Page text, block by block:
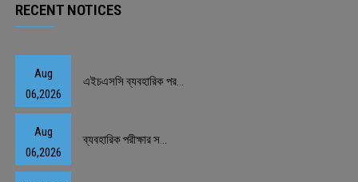
RECENT NOTICES
Aug
06,2026
এইচএসসি ব্যবহারিক পর...
Aug
06,2026
ব্যবহারিক পরীক্ষার স...